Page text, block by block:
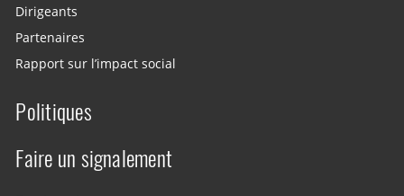
Dirigeants
Partenaires
Rapport sur l’impact social
Politiques
Faire un signalement